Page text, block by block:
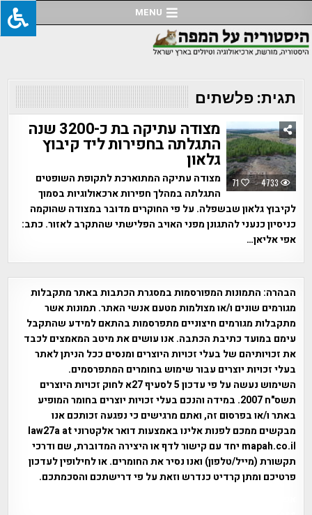
to
content
MENU
תגית:פלשתים
71 4733
מצודה עתיקה בת כ-3200 שנה
התגלתה בחפירות ליד קיבוץ
גלאון
מצודה עתיקה המתוארכת לתקופת השופטים
התגלתה במהלך חפירות ארכאולוגיות בסמוך
לקיבוץ גלאון שבשפלה. על פי החוקרים מדובר במצודה שהוקמה
כניסיון כנעני להתגונן מפני האויב הפלישתי שהתקרב לאזור. כתב:
אפי אליאן…
הבהרה: התמונות המפורסמות במסגרת הכתבות באתר מתקבלות
מגורמים שונים ו/או מצולמות מטעם אנשי האתר. תמונות אשר
מתקבלות מגורמים חיצוניים מתפרסמות בהתאם למידע שהתקבל
עימם במועד כתיבת הכתבה. אנו עושים את מיטב המאמצים לכבד
את זכויותיהם של בעלי זכויות היוצרים ומנסים ככל הניתן לאתר
בעלי זכויות יוצרים עבור שימוש בחומרים המתפרסמים.
השימוש נעשה על פי עדכון 5 לסעיף 27א לחוק זכויות היוצרים
תשס"ח 2007. במידה והנכם בעלי זכויות יוצרים בחומר המופיע
באתר ו/או בפרסום זה, ואתם מרגישים כי נפגעה זכותכם אנו
מבקשים ממכם לפנות אלינו באמצעות דואר אלקטרוני law27a at
mapah.co.il יחד עם קישור לדף או היצירה המדוברת, שם ודרכי
תקשורת (מייל/טלפון) ואנו נסיר את החומרים. או לחילופין לעדכון
פרטיכם ומתן קרדיט כנדרש וזאת על פי דרישתכם והסכמתכם.